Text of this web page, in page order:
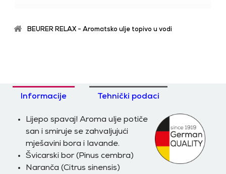
BEURER RELAX - Aromatsko ulje topivo u vodi
Informacije Tehnički podaci
Lijepo spavaj! Aroma ulje potiče
san i smiruje se zahvaljujući
mješavini bora i lavande.
Švicarski bor (Pinus cembra)
Naranča (Citrus sinensis)